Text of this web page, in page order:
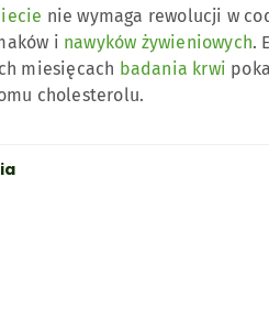
nie wymaga rewolucji w
i nawyków żywieniowych.
miesięcach badania krwi
cholesterolu.